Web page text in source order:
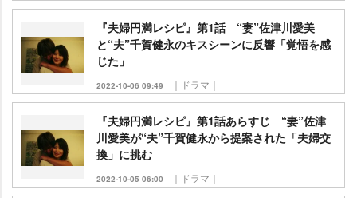
『夫婦円満レシピ』第1話 “妻”佐津川愛美
と“夫”千賀健永のキスシーンに反響「覚悟を感
じた」
2022-10-06 09:49 ｜ドラマ｜
『夫婦円満レシピ』第1話あらすじ “妻”佐津
川愛美が“夫”千賀健永から提案された「夫婦交
換」に挑む
2022-10-05 06:00 ｜ドラマ｜